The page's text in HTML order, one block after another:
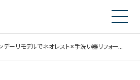
デーリモデルでネオレスト×手洗い器リフォーム｜江東区